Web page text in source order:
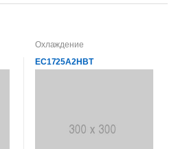
Охлаждение
EC1725A2HBT